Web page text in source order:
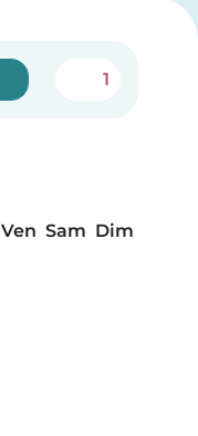
1
Ven Sam Dim